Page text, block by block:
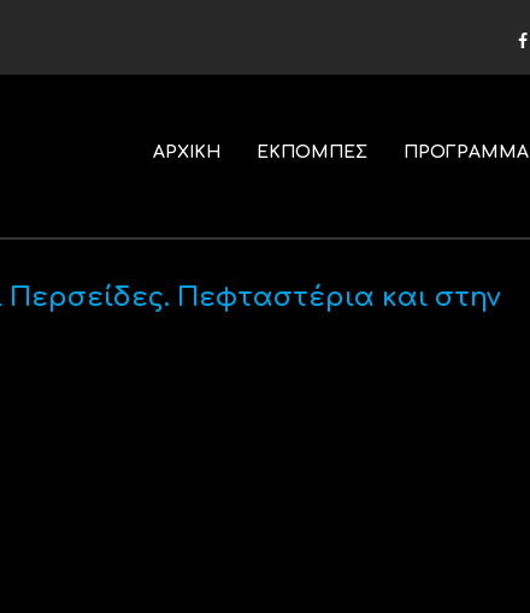
ΑΡΧΙΚΗ ΕΚΠΟΜΠΕΣ ΠΡΟΓΡΑΜΜΑ
Πεφταστέρια και στην